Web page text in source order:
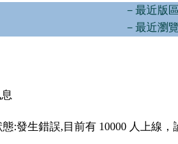
－最近版
－最近瀏
態:發生錯誤,目前有 10000 人上線